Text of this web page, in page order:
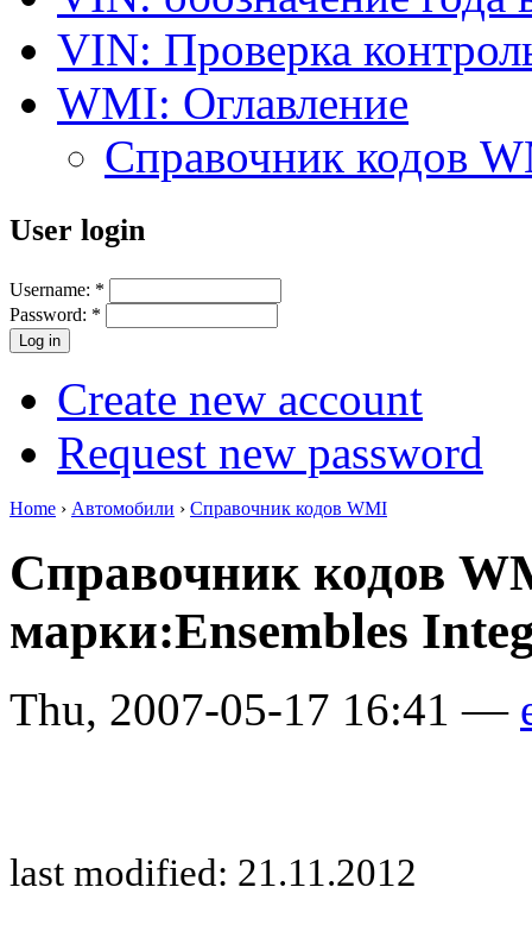
VIN: Проверка
WMI: Оглавление
Справочник кодов
User login
Username: *
Password: *
Create new account
Request new password
Home › Автомобили › Справочник кодов WMI
Справочник кодов
марки:Ensembles
Thu, 2007-05-17 16:41 —
last modified: 21.11.2012